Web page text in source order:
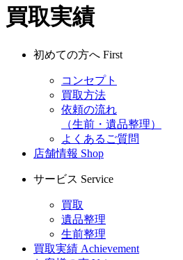
買取実績
初めての方へ First
コンセプト
買取方法
依頼の流れ
（生前・遺品整理）
よくあるご質問
店舗情報 Shop
サービス Service
買取
遺品整理
生前整理
買取実績 Achievement